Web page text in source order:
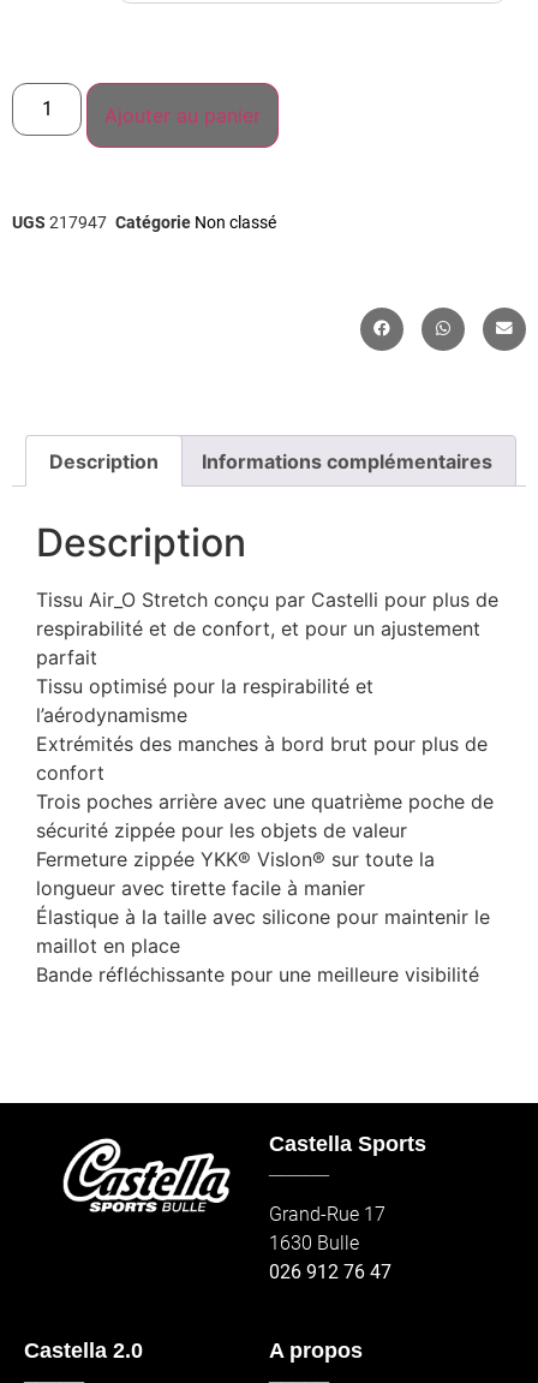
Ajouter au panier
UGS 217947 Catégorie Non classé
Description Informations complémentaires
Description
Tissu Air_O Stretch conçu par Castelli pour plus de
respirabilité et de confort, et pour un ajustement
parfait
Tissu optimisé pour la respirabilité et
l’aérodynamisme
Extrémités des manches à bord brut pour plus de
confort
Trois poches arrière avec une quatrième poche de
sécurité zippée pour les objets de valeur
Fermeture zippée YKK® Vislon® sur toute la
longueur avec tirette facile à manier
Élastique à la taille avec silicone pour maintenir le
maillot en place
Bande réfléchissante pour une meilleure visibilité
Castella Sports
Grand-Rue 17
1630 Bulle
026 912 76 47
Castella 2.0
A propos